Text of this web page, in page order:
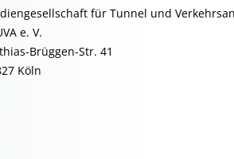
für Tunnel und
e. V.
Brüggen-Str. 41
Köln